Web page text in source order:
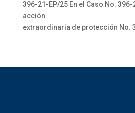
396-21-EP/25 En el Caso No. 396-
acción
extraordinaria de protección No.